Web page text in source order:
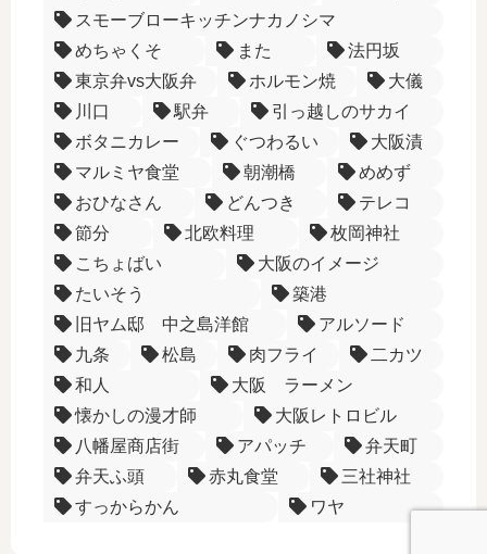
スモーブローキッチンナカノシマ
めちゃくそ
また
法円坂
東京弁vs大阪弁
ホルモン焼
大儀
川口
駅弁
引っ越しのサカイ
ボタニカレー
ぐつわるい
大阪漬
マルミヤ食堂
朝潮橋
めめず
おひなさん
どんつき
テレコ
節分
北欧料理
枚岡神社
こちょばい
大阪のイメージ
たいそう
築港
旧ヤム邸 中之島洋館
アルソード
九条
松島 肉フライ
二カツ
和人
大阪 ラーメン
懐かしの漫才師
大阪レトロビル
八幡屋商店街
アパッチ
弁天町
弁天ふ頭
赤丸食堂
三社神社
すっからかん
ワヤ